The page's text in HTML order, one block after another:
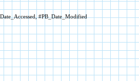
#PB_Date_Modified